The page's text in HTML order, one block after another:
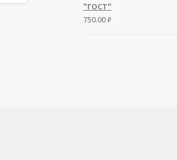
"ГОСТ"
750.00₽